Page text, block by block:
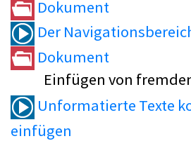
Dokument
Der
Dokument
Einfügen von
Unformatierte Texte
einfügen